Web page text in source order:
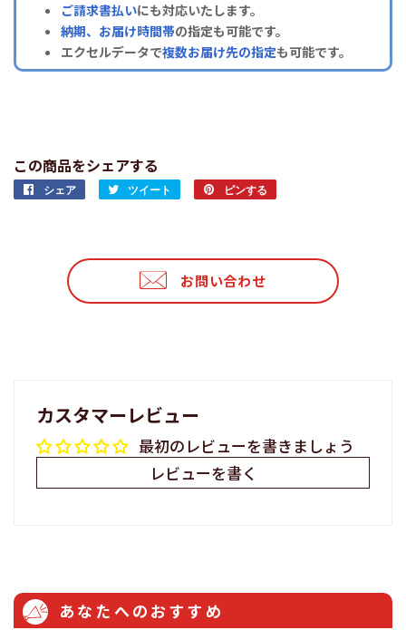
ご請求書払いにも対応いたします。
納期、お届け時間帯の指定も可能です。
エクセルデータで複数お届け先の指定も可能です。
この商品をシェアする
シェア
Facebook
る
ツイート
Twitter
る
ピンする
お問い合わせ
カスタマーレビュー
最初のレビューを書きましょう
レビューを書く
あなたへのおすすめ